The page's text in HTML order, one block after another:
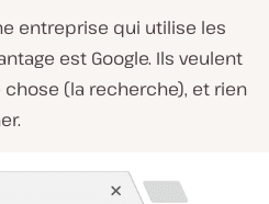
entreprise qui utilise les
est Google. Ils veulent
(la recherche), et rien